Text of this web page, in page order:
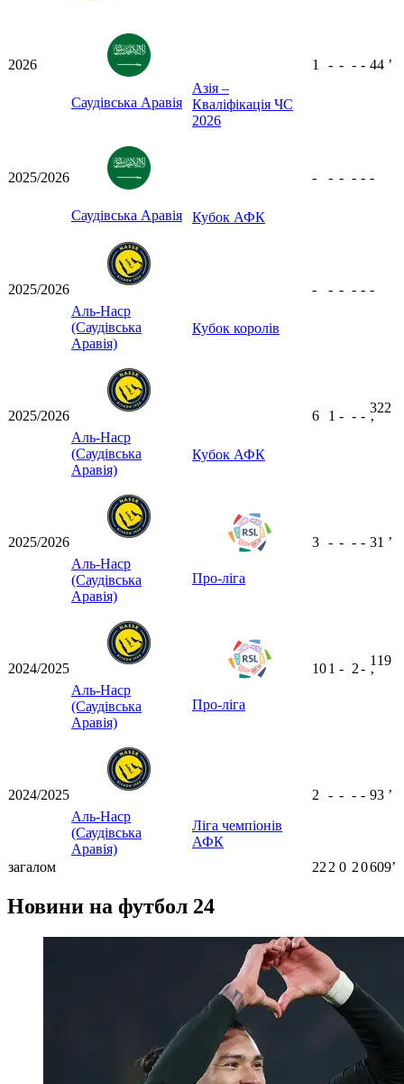
2026
Саудівська Аравія
Азія –
Кваліфікація ЧС
2026
1 - - - - 44 ʼ
2025/2026
Саудівська Аравія Кубок АФК
- - - - - -
2025/2026
Аль-Наср
(Саудівська
Аравія)
Кубок королів
- - - - - -
2025/2026
Аль-Наср
(Саудівська
Аравія)
Кубок АФК
6 1 - - -
322
ʼ
2025/2026
Аль-Наср
(Саудівська
Аравія)
Про-ліга
3 - - - - 31 ʼ
2024/2025
Аль-Наср
(Саудівська
Аравія)
Про-ліга
101 - 2-
119
ʼ
2024/2025
Аль-Наср
(Саудівська
Аравія)
Ліга чемпіонів
АФК
2 - - - - 93 ʼ
загалом 22 2 0 20609ʼ
Новини на футбол 24